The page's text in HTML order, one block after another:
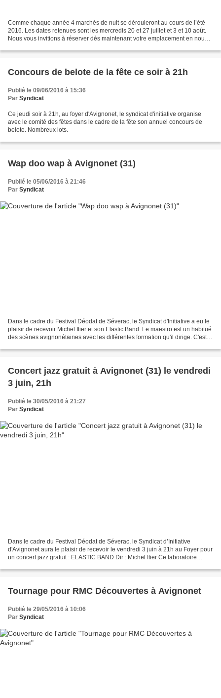
Comme chaque année 4 marchés de nuit se dérouleront au cours de l’été
2016. Les dates retenues sont les mercredis 20 et 27 juillet et 3 et 10 août.
Nous vous invitions à réserver dès maintenant votre emplacement en nous
Concours de belote de la fête ce soir à 21h
Publié le 09/06/2016 à 15:36
Par Syndicat
Ce jeudi soir à 21h, au foyer d'Avignonet, le syndicat d'initiative organise
avec le comité des fêtes dans le cadre de la fête son annuel concours de
belote. Nombreux lots.
Wap doo wap à Avignonet (31)
Publié le 05/06/2016 à 21:46
Par Syndicat
Dans le cadre du Festival Déodat de Séverac, le Syndicat d'Initiative a eu le
plaisir de recevoir Michel Itier et son Elastic Band. Le maestro est un habitué
des scènes avignonétaines avec les différentes formation qu'il dirige. C'est
Concert jazz gratuit à Avignonet (31) le vendredi
3 juin, 21h
Publié le 30/05/2016 à 21:27
Par Syndicat
Dans le cadre du Festival Déodat de Séverac, le Syndicat d’Initiative
d'Avignonet aura le plaisir de recevoir le vendredi 3 juin à 21h au Foyer pour
un concert jazz gratuit : ELASTIC BAND Dir : Michel Itier Ce laboratoire
Tournage pour RMC Découvertes à Avignonet
Publié le 29/05/2016 à 10:06
Par Syndicat